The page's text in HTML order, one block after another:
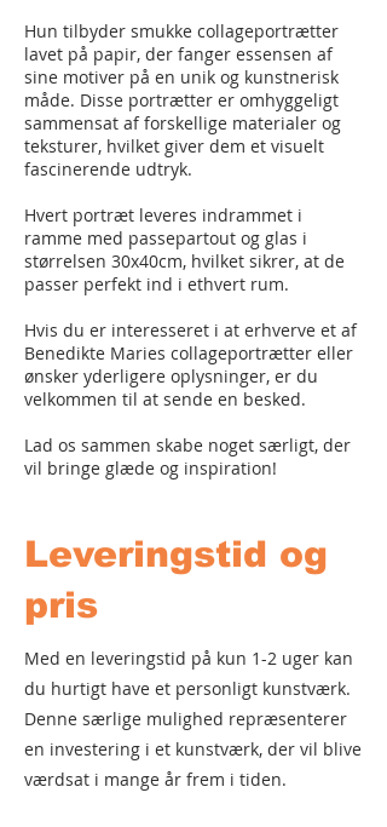
Hun tilbyder smukke collageportrætter
lavet på papir, der fanger essensen af
sine motiver på en unik og kunstnerisk
måde. Disse portrætter er omhyggeligt
sammensat af forskellige materialer og
teksturer, hvilket giver dem et visuelt
fascinerende udtryk.
Hvert portræt leveres indrammet i
ramme med passepartout og glas i
størrelsen 30x40cm, hvilket sikrer, at de
passer perfekt ind i ethvert rum.
Hvis du er interesseret i at erhverve et af
Benedikte Maries collageportrætter eller
ønsker yderligere oplysninger, er du
velkommen til at sende en besked.
Lad os sammen skabe noget særligt, der
vil bringe glæde og inspiration!
Leveringstid og
pris
Med en leveringstid på kun 1-2 uger kan
du hurtigt have et personligt kunstværk.
Denne særlige mulighed repræsenterer
en investering i et kunstværk, der vil blive
værdsat i mange år frem i tiden.